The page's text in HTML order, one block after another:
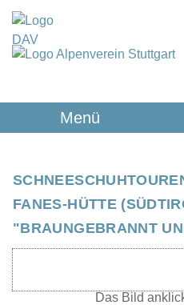
Menü
FANES-HÜTTE
"BRAUNGEBRANNT